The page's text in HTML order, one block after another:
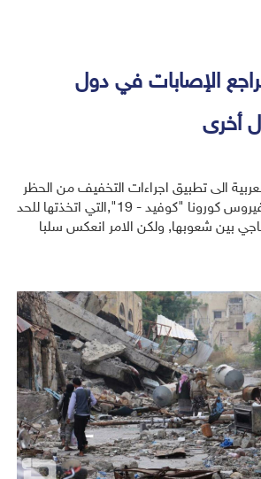
الإصابات في دول
أخرى
الى تطبيق اجراءات التخفيف من الحظر
الصحي والتعايش مع فيروس كورونا "كوفيد - 19",التي اتخذتها للحد
بين شعوبها, ولكن الامر انعكس سلبا